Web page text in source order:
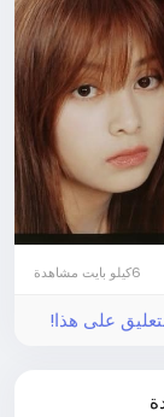
على هذا!